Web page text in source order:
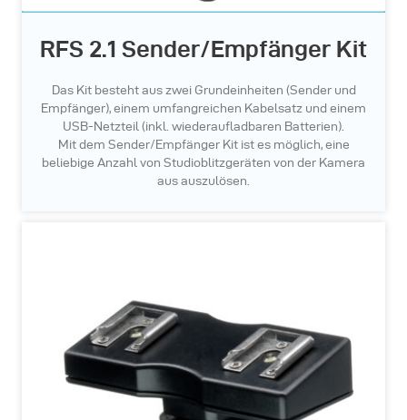
RFS 2.1 Sender/Empfänger Kit
Das Kit besteht aus zwei Grundeinheiten (Sender und
Empfänger), einem umfangreichen Kabelsatz und einem
USB-Netzteil (inkl. wiederaufladbaren Batterien).
Mit dem Sender/Empfänger Kit ist es möglich, eine
beliebige Anzahl von Studioblitzgeräten von der Kamera
aus auszulösen.